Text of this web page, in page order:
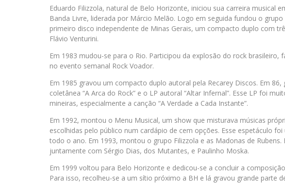
Eduardo Filizzola, natural de Belo Horizonte, iniciou sua carreira musical
Banda Livre, liderada por Márcio Melão. Logo em seguida fundou o
primeiro disco independente de Minas Gerais, um compacto duplo com
Flávio Venturini.
Em 1983 mudou-se para o Rio. Participou da explosão do rock brasileiro,
no evento semanal Rock Voador.
Em 1985 gravou um compacto duplo autoral pela Recarey Discos. Em
coletânea “A Arca do Rock” e o LP autoral “Altar Infernal”. Esse LP foi
mineiras, especialmente a canção “A Verdade a Cada Instante”.
Em 1992, montou o Menu Musical, um show que misturava músicas
escolhidas pelo público num cardápio de cem opções. Esse espetáculo
todo o ano. Em 1993, montou o grupo Filizzola e as Madonas de
juntamente com Sérgio Dias, dos Mutantes, e Paulinho Moska.
Em 1999 voltou para Belo Horizonte e dedicou-se a concluir a
Para isso, recolheu-se a um sítio próximo a BH e lá gravou grande parte